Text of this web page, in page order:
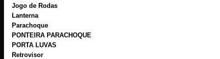
Jogo de Rodas
Lanterna
Parachoque
PONTEIRA PARACHOQUE
PORTA LUVAS
Retrovisor